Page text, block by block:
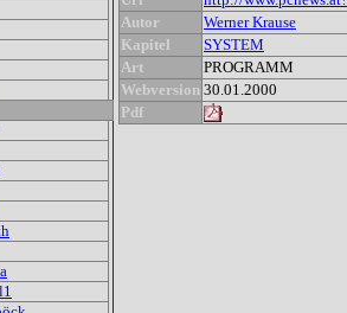
Autor
Werner Krause
Kapitel
SYSTEM
Art
PROGRAMM
Webversion 30.01.2000
Pdf